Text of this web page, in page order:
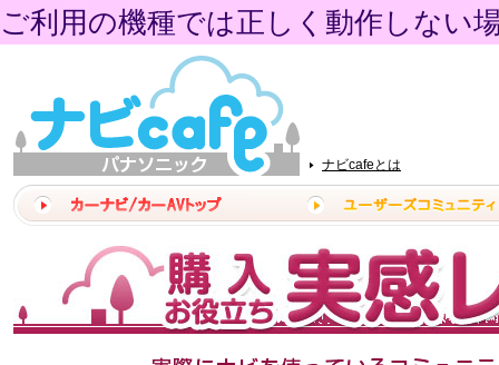
ご利用の機種では正しく動作しない
ナビcafeとは